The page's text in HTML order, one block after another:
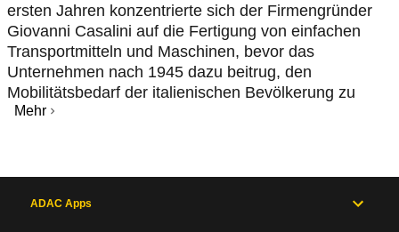
ersten Jahren konzentrierte sich der Firmengründer
Giovanni Casalini auf die Fertigung von einfachen
Transportmitteln und Maschinen, bevor das
Unternehmen nach 1945 dazu beitrug, den
Mobilitätsbedarf der italienischen Bevölkerung zu
Mehr
ADAC Apps